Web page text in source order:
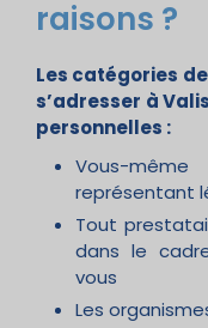
raisons ?
Les catégories
s’adresser à
personnelles :
Vous-
représentant
Tout
dans le
vous
Les